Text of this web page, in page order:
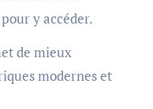
y accéder.
de mieux
modernes et